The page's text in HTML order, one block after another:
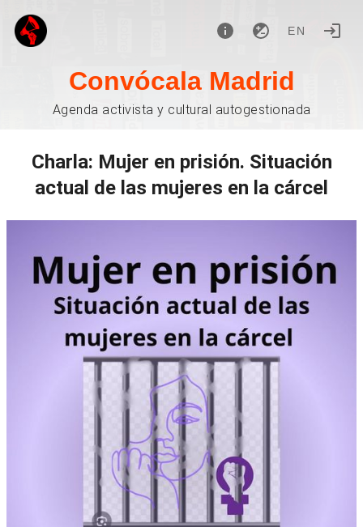
EN
Convócala Madrid
Agenda activista y cultural autogestionada
Charla: Mujer en prisión. Situación
actual de las mujeres en la cárcel